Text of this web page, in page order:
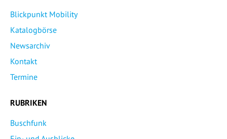
Blickpunkt Mobility
Katalogbörse
Newsarchiv
Kontakt
Termine
RUBRIKEN
Buschfunk